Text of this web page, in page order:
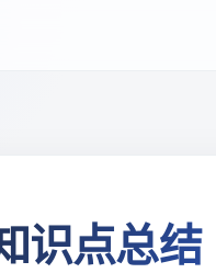
识点总结